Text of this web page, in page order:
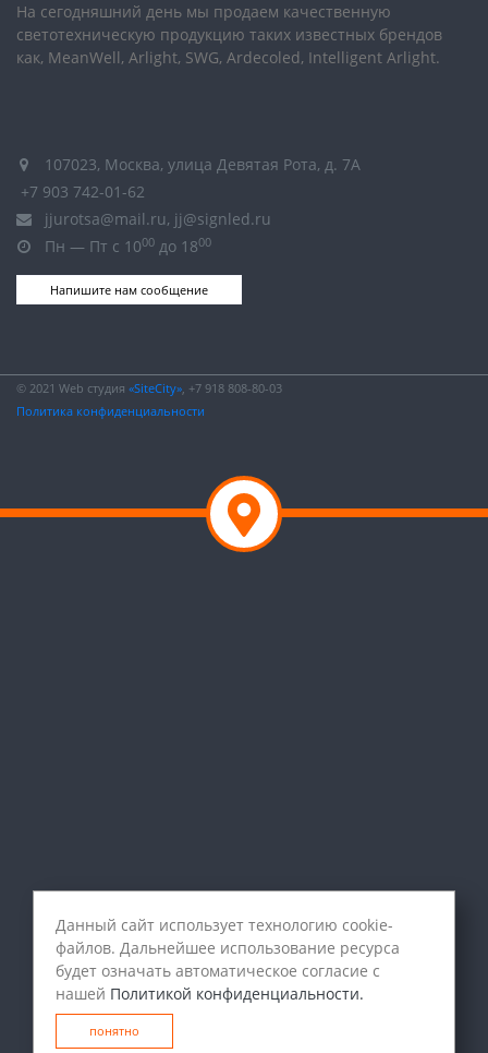
На сегодняшний день мы продаем качественную
светотехническую продукцию таких известных брендов
как, MeanWell, Arlight, SWG, Ardecoled, Intelligent Arlight.
107023, Москва, улица Девятая Рота, д. 7А
+7 903 742-01-62
jjurotsa@mail.ru, jj@signled.ru
Пн — Пт с 1000 до 1800
Напишите нам сообщение
© 2021 Web студия «SiteCity», +7 918 808-80-03
Политика конфиденциальности
Данный сайт использует технологию cookie-
файлов. Дальнейшее использование ресурса
будет означать автоматическое согласие с
нашей Политикой конфиденциальности.
понятно